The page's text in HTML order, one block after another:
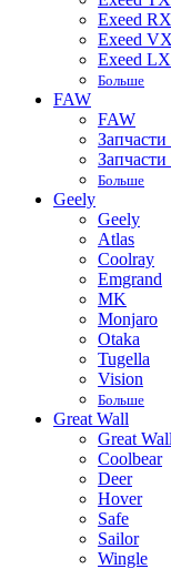
Exeed RX
Exeed VX
Exeed LX
Больше
FAW
FAW
Больше
Geely
Geely
Atlas
Coolray
Emgrand
MK
Monjaro
Otaka
Tugella
Vision
Больше
Great Wall
Great Wall
Coolbear
Deer
Hover
Safe
Sailor
Wingle